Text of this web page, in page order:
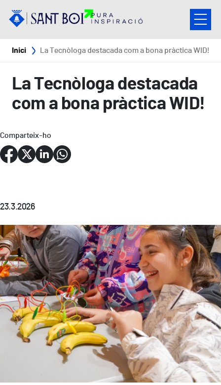
Fil d'ariadna
Inici La Tecnòloga destacada com a bona pràctica WID!
La Tecnòloga destacada
com a bona pràctica WID!
Comparteix-ho
23.3.2026